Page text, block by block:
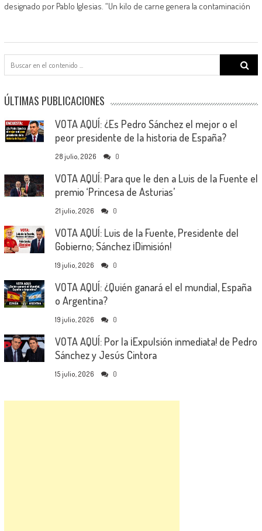
designado por Pablo Iglesias. “Un kilo de carne genera la contaminación
Search
for:
ÚLTIMAS PUBLICACIONES
VOTA AQUÍ: ¿Es Pedro Sánchez el mejor o el
peor presidente de la historia de España?
28 julio, 2026 0
VOTA AQUÍ: Para que le den a Luis de la Fuente el
premio ‘Princesa de Asturias’
21 julio, 2026 0
VOTA AQUÍ: Luis de la Fuente, Presidente del
Gobierno; Sánchez ¡Dimisión!
19 julio, 2026 0
VOTA AQUÍ: ¿Quién ganará el el mundial, España
o Argentina?
19 julio, 2026 0
VOTA AQUÍ: Por la ¡Expulsión inmediata! de Pedro
Sánchez y Jesús Cintora
15 julio, 2026 0